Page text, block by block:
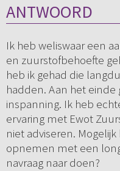
ANTWOORD
Ik heb weliswaar een
en zuurstofbehoefte
heb ik gehad die
hadden. Aan het
inspanning. Ik heb
ervaring met Ewot
niet adviseren.
opnemen met een
navraag naar doen?